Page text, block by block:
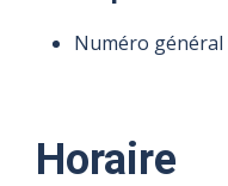
Numéro général
Horaire